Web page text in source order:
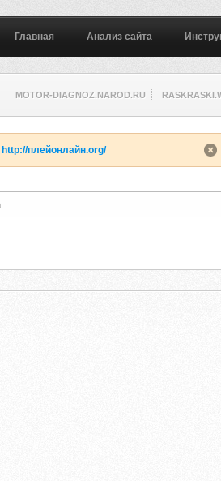
Главная Анализ сайта
MOTOR-DIAGNOZ.NAROD.RU
http://плейонлайн.org/